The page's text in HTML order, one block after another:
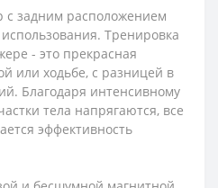
с задним расположением
Тренировка
- это прекрасная
или ходьбе, с разницей в
Благодаря интенсивному
тела напрягаются, все
эффективность